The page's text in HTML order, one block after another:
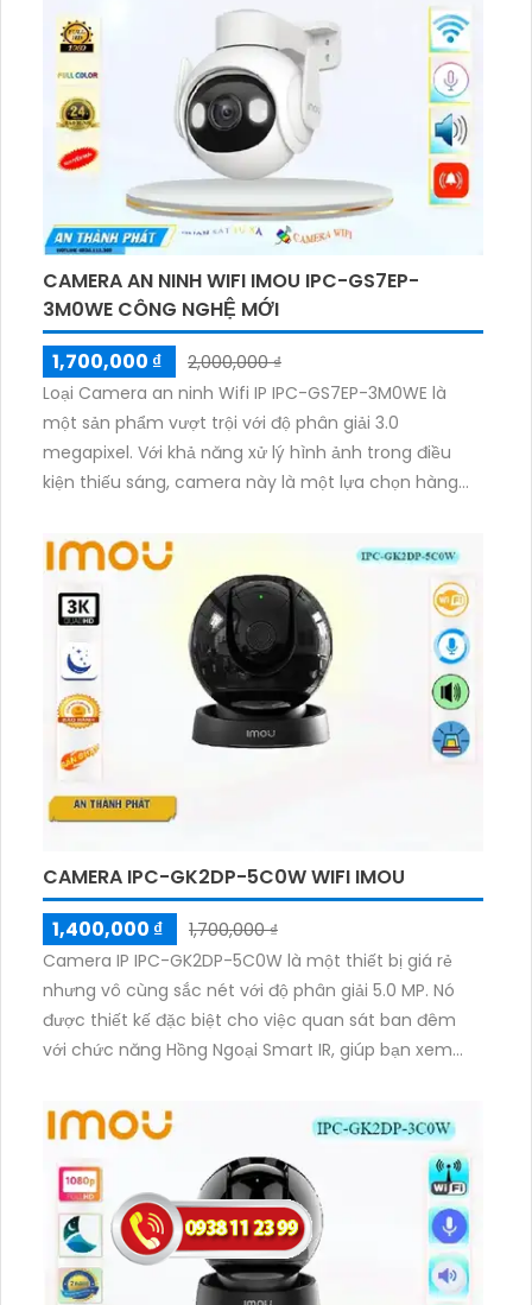
CAMERA AN NINH WIFI IMOU IPC-GS7EP-
3M0WE CÔNG NGHỆ MỚI
1,700,000 ₫
2,000,000 ₫
Loại Camera an ninh Wifi IP IPC-GS7EP-3M0WE là
một sản phẩm vượt trội với độ phân giải 3.0
megapixel. Với khả năng xử lý hình ảnh trong điều
kiện thiếu sáng, camera này là một lựa chọn hàng
hạn chế. Đặc biệt, sản phẩm được trang bị chức
năng Màu Ban Đêm, cho phép hiển thị màu sắc rõ
nét trong điều kiện ánh sáng yếu. Với công nghệ IP
Wifi, việc kết nối và sử dụng camera trở nên dễ dàng
và thuận tiện hơn bao giờ hết.
CAMERA IPC-GK2DP-5C0W WIFI IMOU
1,400,000 ₫
1,700,000 ₫
Camera IP IPC-GK2DP-5C0W là một thiết bị giá rẻ
nhưng vô cùng sắc nét với độ phân giải 5.0 MP. Nó
được thiết kế đặc biệt cho việc quan sát ban đêm
với chức năng Hồng Ngoại Smart IR, giúp bạn xem
năng xoay 360 độ, nó phù hợp để lắp đặt ở các khu
vực có không gian rộng. Camera này có kết nối IP
Wifi tiên tiến, không làm giảm chất lượng hình ảnh.
Thêm vào đó, nó còn có chức năng thu âm và loa
chất lượng, giúp bạn giao tiếp dễ dàng qua camera.